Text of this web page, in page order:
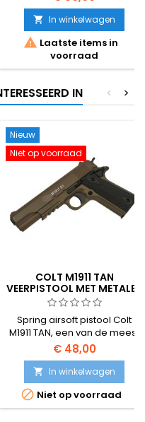
 In winkelwagen
 Laatste items in
voorraad
IN >
<
Nieuw
Niet op voorraad
COLT M1911 TAN
VEERPISTOOL MET METALEN
SLEDE
Spring airsoft pistool Colt
M1911 TAN, een van de meest
realistische veerreplica's -
krachtig, nauwkeurig, prettig
om vast te houden en
gemakkelijk te gebruiken.
Desert camo en rail voor
montage van accessoires.
€ 48,00
 In winkelwagen
 Niet op voorraad